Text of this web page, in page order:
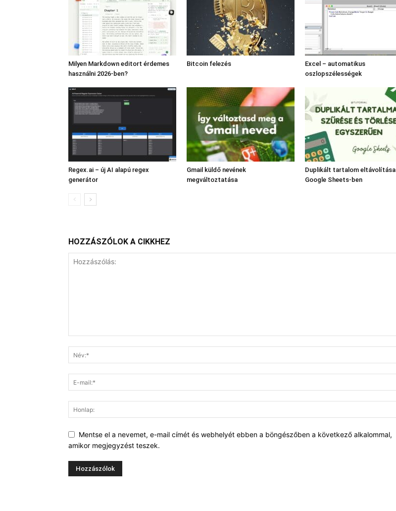
Milyen Markdown editort érdemes
használni 2026-ben?
Bitcoin felezés
Excel – automatikus
oszlopszélességek
Regex.ai – új AI alapú regex
generátor
Gmail küldő nevének
megváltoztatása
Duplikált tartalom eltávolítása
Google Sheets-ben
HOZZÁSZÓLOK A CIKKHEZ
Mentse el a nevemet, e-mail címét és webhelyét ebben a böngészőben a következő alkalommal,
amikor megjegyzést teszek.